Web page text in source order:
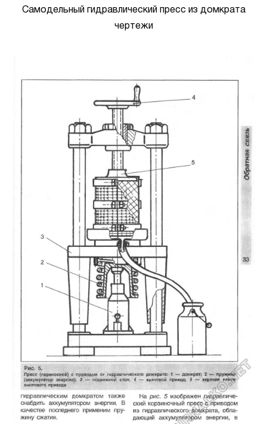
Самодельный гидравлический пресс из домкрата
чертежи